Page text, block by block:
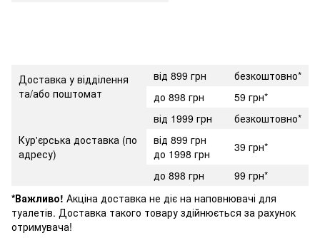
Доставка у відділення
та/або поштомат
від 899 грн
безкоштовно*
до 898 грн
59 грн*
Кур'єрська доставка (по
адресу)
від 1999 грн
безкоштовно*
від 899 грн
до 1998 грн
39 грн*
до 898 грн
99 грн*
*Важливо! Акціна доставка не діє на наповнювачі для
туалетів. Доставка такого товару здійнюється за рахунок
отримувача!